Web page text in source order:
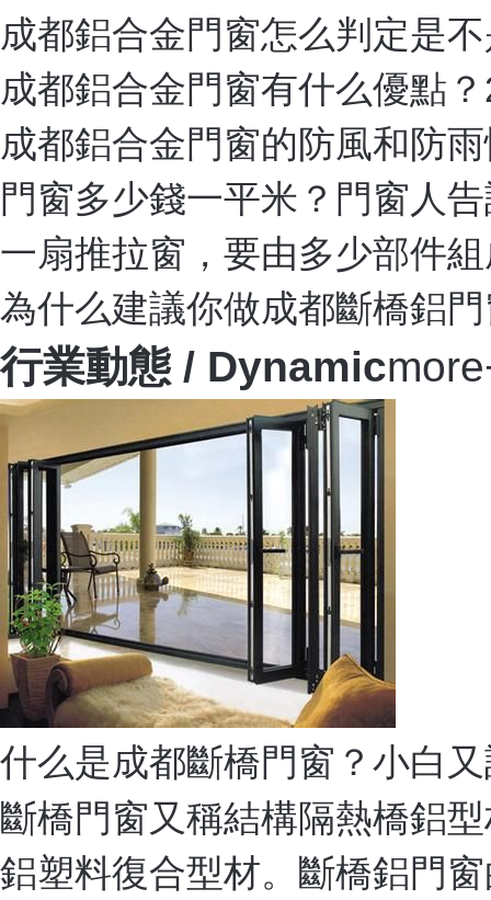
成都鋁合金門窗怎么判定是
成都鋁合金門窗有什么優點？
成都鋁合金門窗的防風和防
門窗多少錢一平米？門窗人
一扇推拉窗，要由多少部件
為什么建議你做成都斷橋鋁
行業動態 / Dynamic
什么是成都斷橋門窗？小白
斷橋門窗又稱結構隔熱橋鋁
鋁塑料復合型材。斷橋鋁門